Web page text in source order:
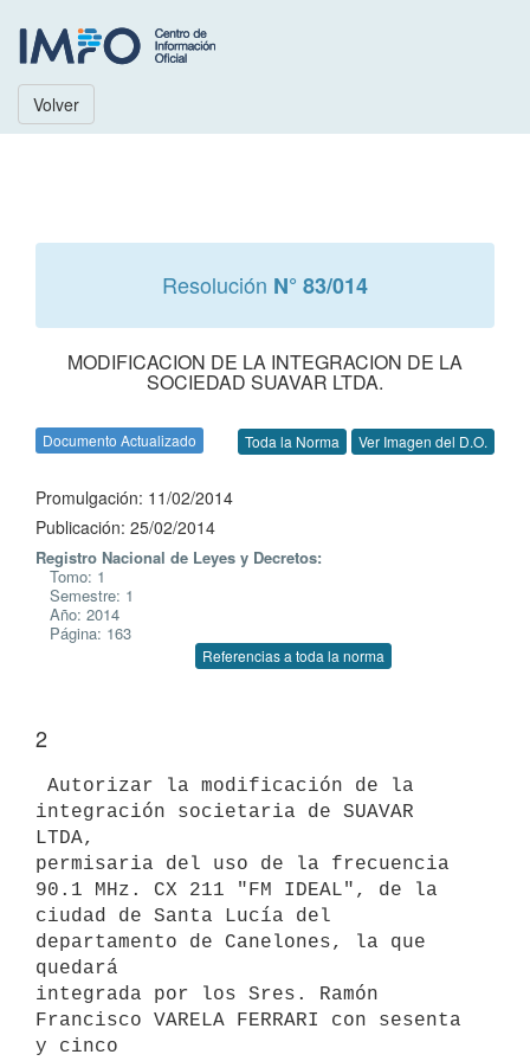
Volver
Resolución N° 83/014
MODIFICACION DE LA INTEGRACION DE LA
SOCIEDAD SUAVAR LTDA.
Documento Actualizado Toda la Norma Ver Imagen del D.O.
Promulgación: 11/02/2014
Publicación: 25/02/2014
Registro Nacional de Leyes y Decretos:
Tomo: 1
Semestre: 1
Año: 2014
Página: 163
Referencias a toda la norma
2
integración societaria de SUAVAR
LTDA,
permisaria del uso de la frecuencia
90.1 MHz. CX 211 "FM IDEAL", de la
ciudad de Santa Lucía del
departamento de Canelones, la que
quedará
integrada por los Sres. Ramón
Francisco VARELA FERRARI con sesenta
y cinco